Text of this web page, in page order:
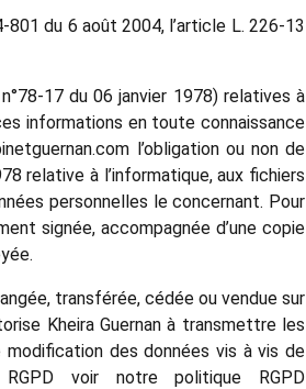
du 6 août 2004, l’article L. 226-13
17 du 06 janvier 1978) relatives à
informations en toute connaissance
l’obligation ou non de
relative à l’informatique, aux fichiers
personnelles le concernant. Pour
signée, accompagnée d’une copie
transférée, cédée ou vendue sur
Kheira Guernan à transmettre les
des données vis à vis de
voir notre politique RGPD